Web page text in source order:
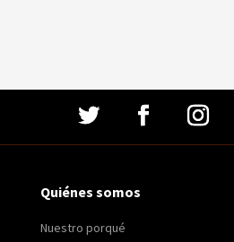
Quiénes somos
Nuestro porqué